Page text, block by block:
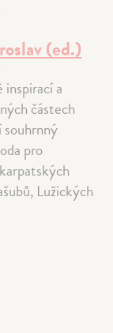
(ed.)
a
částech
souhrnný
pro
Lužických